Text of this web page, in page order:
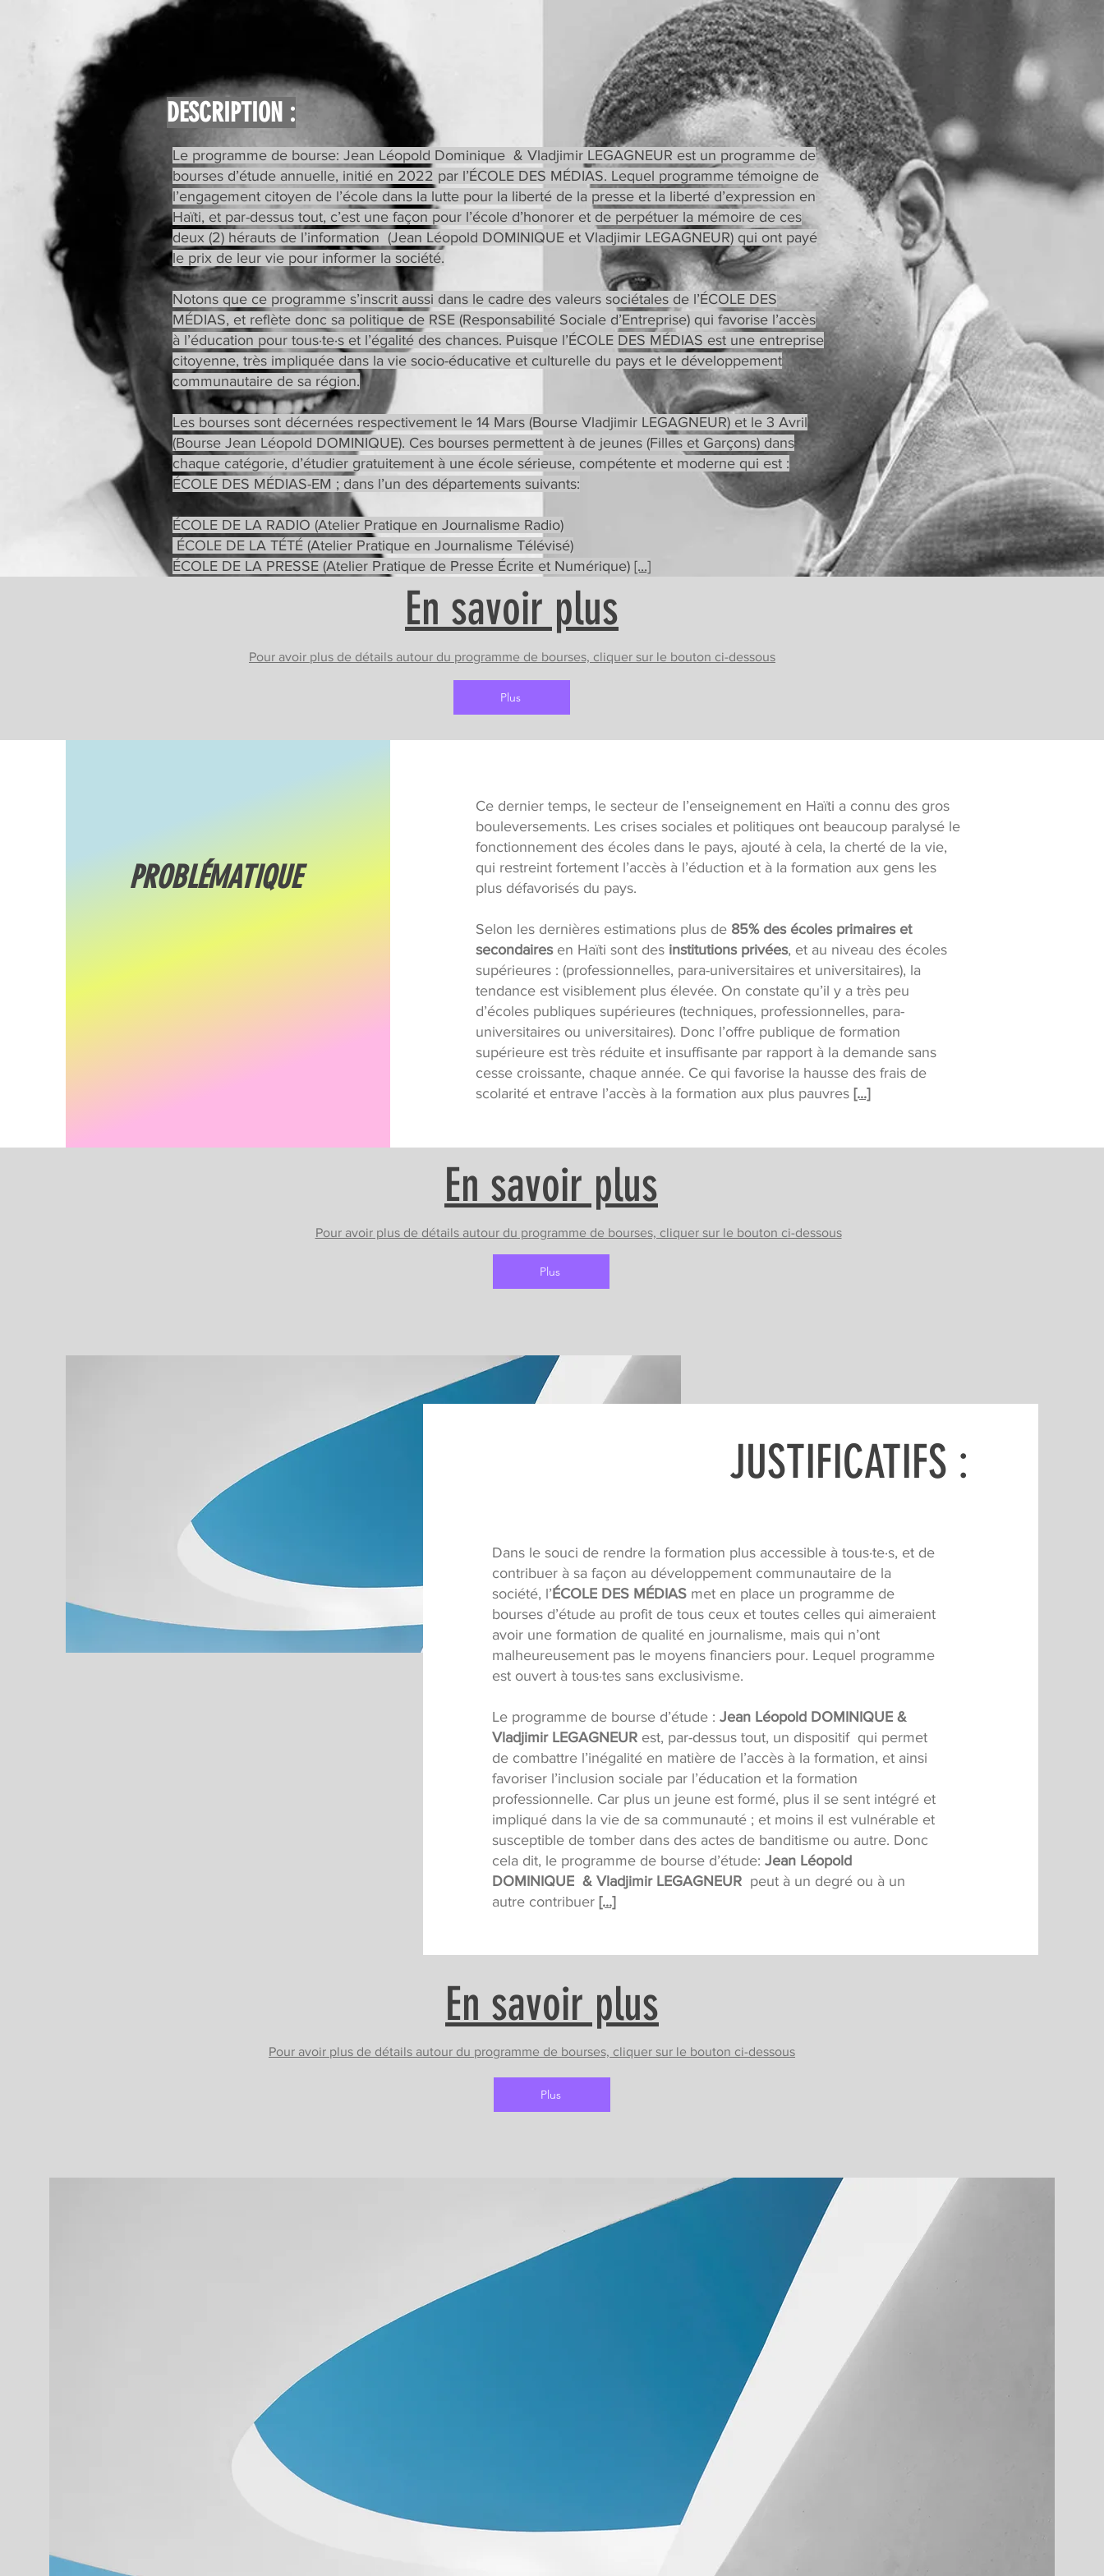
DESCRIPTION :
Le programme de bourse: Jean Léopold Dominique & Vladjimir LEGAGNEUR est un programme de
bourses d’étude annuelle, initié en 2022 par l’ÉCOLE DES MÉDIAS. Lequel programme témoigne de
l’engagement citoyen de l’école dans la lutte pour la liberté de la presse et la liberté d’expression en
Haïti, et par-dessus tout, c’est une façon pour l’école d’honorer et de perpétuer la mémoire de ces
deux (2) hérauts de l’information (Jean Léopold DOMINIQUE et Vladjimir LEGAGNEUR) qui ont payé
le prix de leur vie pour informer la société.
Notons que ce programme s’inscrit aussi dans le cadre des valeurs sociétales de l’ÉCOLE DES
MÉDIAS, et reflète donc sa politique de RSE (Responsabilité Sociale d’Entreprise) qui favorise l’accès
à l’éducation pour tous·te·s et l’égalité des chances. Puisque l’ÉCOLE DES MÉDIAS est une entreprise
citoyenne, très impliquée dans la vie socio-éducative et culturelle du pays et le développement
communautaire de sa région.
Les bourses sont décernées respectivement le 14 Mars (Bourse Vladjimir LEGAGNEUR) et le 3 Avril
(Bourse Jean Léopold DOMINIQUE). Ces bourses permettent à de jeunes (Filles et Garçons) dans
chaque catégorie, d’étudier gratuitement à une école sérieuse, compétente et moderne qui est :
ÉCOLE DES MÉDIAS-EM ; dans l’un des départements suivants:
ÉCOLE DE LA RADIO (Atelier Pratique en Journalisme Radio)
ÉCOLE DE LA TÉTÉ (Atelier Pratique en Journalisme Télévisé)
ÉCOLE DE LA PRESSE (Atelier Pratique de Presse Écrite et Numérique) [...]
En savoir plus
Pour avoir plus de détails autour du programme de bourses, cliquer sur le bouton ci-dessous
Plus
PROBLÉMATIQUE
Ce dernier temps, le secteur de l’enseignement en Haïti a connu des gros
bouleversements. Les crises sociales et politiques ont beaucoup paralysé le
fonctionnement des écoles dans le pays, ajouté à cela, la cherté de la vie,
qui restreint fortement l’accès à l’éduction et à la formation aux gens les
plus défavorisés du pays.
Selon les dernières estimations plus de 85% des écoles primaires et
secondairesen Haïti sont des institutions privées, et au niveau des écoles
supérieures : (professionnelles, para-universitaires et universitaires), la
tendance est visiblement plus élevée. On constate qu’il y a très peu
d’écoles publiques supérieures (techniques, professionnelles, para-
universitaires ou universitaires). Donc l’offre publique de formation
supérieure est très réduite et insuffisante par rapport à la demande sans
cesse croissante, chaque année. Ce qui favorise la hausse des frais de
scolarité et entrave l’accès à la formation aux plus pauvres [...]
En savoir plus
Pour avoir plus de détails autour du programme de bourses, cliquer sur le bouton ci-dessous
Plus
JUSTIFICATIFS :
Dans le souci de rendre la formation plus accessible à tous·te·s, et de
contribuer à sa façon au développement communautaire de la
société, l’ÉCOLE DES MÉDIAS met en place un programme de
bourses d’étude au profit de tous ceux et toutes celles qui aimeraient
avoir une formation de qualité en journalisme, mais qui n’ont
malheureusement pas le moyens financiers pour. Lequel programme
est ouvert à tous·tes sans exclusivisme.
Le programme de bourse d’étude :Jean Léopold DOMINIQUE &
Vladjimir LEGAGNEUR est, par-dessus tout, un dispositif qui permet
de combattre l’inégalité en matière de l’accès à la formation, et ainsi
favoriser l’inclusion sociale par l’éducation et la formation
professionnelle. Car plus un jeune est formé, plus il se sent intégré et
impliqué dans la vie de sa communauté ; et moins il est vulnérable et
susceptible de tomber dans des actes de banditisme ou autre. Donc
cela dit, le programme de bourse d’étude:Jean Léopold
DOMINIQUE & Vladjimir LEGAGNEUR peut à un degré ou à un
autre contribuer [...]
En savoir plus
Pour avoir plus de détails autour du programme de bourses, cliquer sur le bouton ci-dessous
Plus